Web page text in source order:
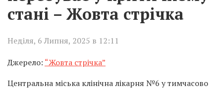
стані – Жовта стрічка
Неділя, 6 Липня, 2025 в 12:11
Джерело: “Жовта стрічка”
Центральна міська клінічна лікарня №6 у тимчасово